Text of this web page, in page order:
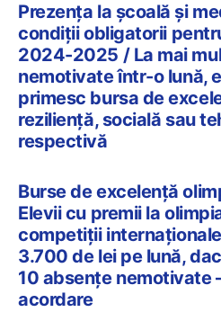
Prezența la școală și
condiții obligatorii
2024-2025 / La mai
nemotivate într-o lună,
primesc bursa de
reziliență, socială sau
respectivă
Burse de excelență
Elevii cu premii la
competiții
3.700 de lei pe lună,
10 absențe nemotivate
acordare